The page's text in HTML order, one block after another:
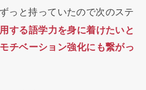
っと持っていたので次のステ
する語学力を身に着けたいと
チベーション強化にも繋がっ